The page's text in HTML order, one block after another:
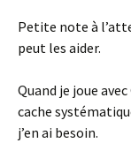
Petite note à
peut les aider.
Quand je joue
cache
j’en ai besoin.